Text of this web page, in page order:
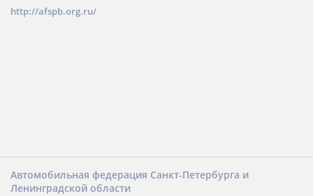
http://afspb.org.ru/
Автомобильная федерация Санкт-Петербурга и
Ленинградской области